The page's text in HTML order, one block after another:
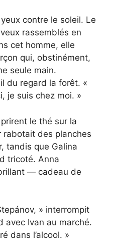
contre le soleil. Le
rassemblés en
cet homme, elle
qui, obstinément,
seule main.
du regard la forêt. «
je suis chez moi. »
le thé sur la
rabotait des planches
tandis que Galina
tricoté. Anna
— cadeau de
» interrompit
avec Ivan au marché.
dans l’alcool. »